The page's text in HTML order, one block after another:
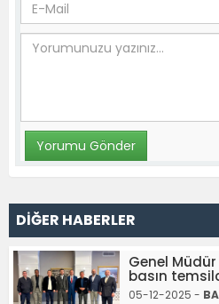
DİĞER HABERLER
Genel
basın
05-12-2025 -